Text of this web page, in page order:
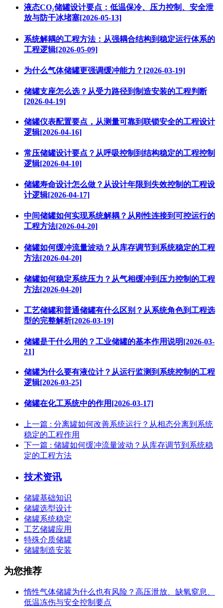
液态CO₂储罐设计要点：低温保冷、压力控制、安全泄
放与防干冰堵塞[2026-05-13]
系统解耦的工程方法：从强耦合结构到稳定运行体系的
工程逻辑[2026-05-09]
为什么气体储罐更强调缓冲能力？[2026-03-19]
储罐支座怎么选？从受力路径到制造安装的工程判断
[2026-04-19]
储罐仪表配置要点，从测量可靠到联锁安全的工程设计
逻辑[2026-04-16]
常压储罐设计要点？从呼吸控制到结构稳定的工程控制
逻辑[2026-04-10]
储罐寿命设计怎么做？从设计年限到失效控制的工程设
计逻辑[2026-04-17]
中间储罐如何实现系统解耦？从刚性连接到可控运行的
工程方法[2026-04-20]
储罐如何缓冲流量波动？从库存调节到系统稳定的工程
方法[2026-04-20]
储罐如何稳定系统压力？从气相缓冲到压力控制的工程
方法[2026-04-20]
工艺储罐和普通储罐有什么区别？从系统角色到工程选
型的完整解析[2026-03-19]
储罐是干什么用的？工业储罐的基本作用说明[2026-03-
21]
储罐为什么要有液位计？从运行监测到系统控制的工程
逻辑[2026-03-25]
储罐在化工系统中的作用[2026-03-17]
上一篇 : 分离罐如何改善系统运行？从相态分离到系统
稳定的工程作用
下一篇 : 储罐如何缓冲流量波动？从库存调节到系统稳
定的工程方法
技术资讯
储罐基础知识
储罐选型设计
储罐系统稳定
工艺储罐应用
特殊介质储罐
储罐制造安装
为您推荐
惰性气体储罐为什么也有风险？高压泄放、缺氧窒息、
低温冻伤与安全控制要点